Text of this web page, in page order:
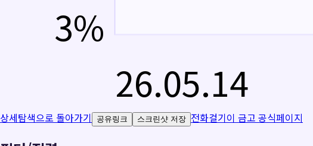
3%
26.05.14
상세탐색으로 돌아가기 공유링크 스크린샷 저장 전화걸기이 금고 공식페이지